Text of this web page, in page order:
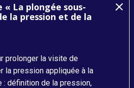
La plongée sous-
la pression et de la
prolonger la visite de
la pression appliquée à la
: définition de la pression,